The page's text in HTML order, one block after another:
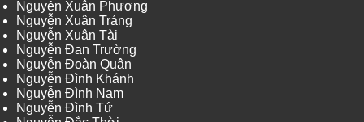
Nguyễn Xuân Phương
Nguyễn Xuân Tráng
Nguyễn Xuân Tài
Nguyễn Đan Trường
Nguyễn Đoàn Quân
Nguyễn Đình Khánh
Nguyễn Đình Nam
Nguyễn Đình Tứ